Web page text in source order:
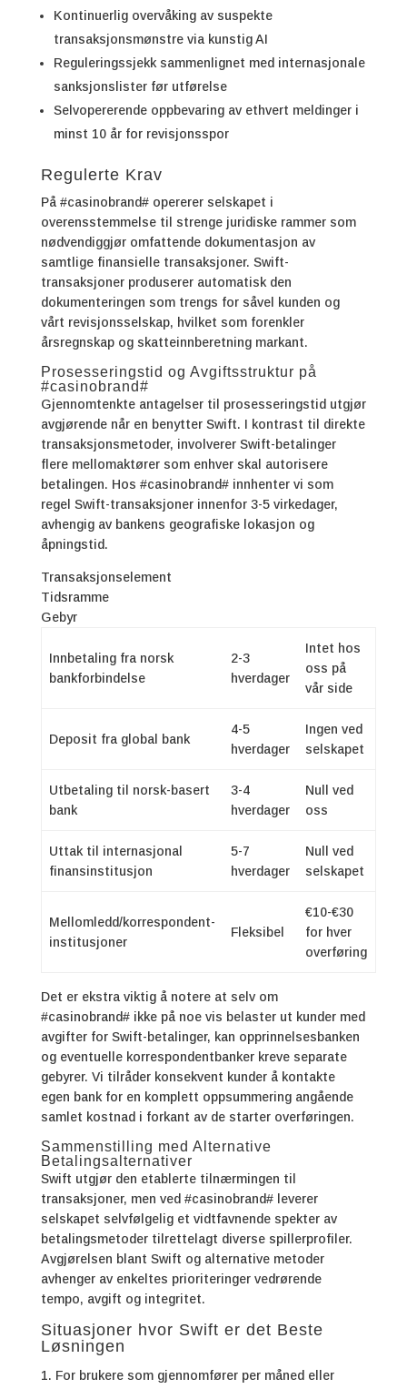
Kontinuerlig overvåking av suspekte
transaksjonsmønstre via kunstig AI
Reguleringssjekk sammenlignet med internasjonale
sanksjonslister før utførelse
Selvopererende oppbevaring av ethvert meldinger i
minst 10 år for revisjonsspor
Regulerte Krav
På #casinobrand# opererer selskapet i
overensstemmelse til strenge juridiske rammer som
nødvendiggjør omfattende dokumentasjon av
samtlige finansielle transaksjoner. Swift-
transaksjoner produserer automatisk den
dokumenteringen som trengs for såvel kunden og
vårt revisjonsselskap, hvilket som forenkler
årsregnskap og skatteinnberetning markant.
Prosesseringstid og Avgiftsstruktur på
#casinobrand#
Gjennomtenkte antagelser til prosesseringstid utgjør
avgjørende når en benytter Swift. I kontrast til direkte
transaksjonsmetoder, involverer Swift-betalinger
flere mellomaktører som enhver skal autorisere
betalingen. Hos #casinobrand# innhenter vi som
regel Swift-transaksjoner innenfor 3-5 virkedager,
avhengig av bankens geografiske lokasjon og
åpningstid.
Transaksjonselement
Tidsramme
Gebyr
Innbetaling fra norsk
bankforbindelse
2-3
hverdager
Intet hos
oss på
vår side
Deposit fra global bank
4-5
hverdager
Ingen ved
selskapet
Utbetaling til norsk-basert
bank
3-4
hverdager
Null ved
oss
Uttak til internasjonal
finansinstitusjon
5-7
hverdager
Null ved
selskapet
Mellomledd/korrespondent-
institusjoner
Fleksibel
€10-€30
for hver
overføring
Det er ekstra viktig å notere at selv om
#casinobrand# ikke på noe vis belaster ut kunder med
avgifter for Swift-betalinger, kan opprinnelsesbanken
og eventuelle korrespondentbanker kreve separate
gebyrer. Vi tilråder konsekvent kunder å kontakte
egen bank for en komplett oppsummering angående
samlet kostnad i forkant av de starter overføringen.
Sammenstilling med Alternative
Betalingsalternativer
Swift utgjør den etablerte tilnærmingen til
transaksjoner, men ved #casinobrand# leverer
selskapet selvfølgelig et vidtfavnende spekter av
betalingsmetoder tilrettelagt diverse spillerprofiler.
Avgjørelsen blant Swift og alternative metoder
avhenger av enkeltes prioriteringer vedrørende
tempo, avgift og integritet.
Situasjoner hvor Swift er det Beste
Løsningen
For brukere som gjennomfører per måned eller